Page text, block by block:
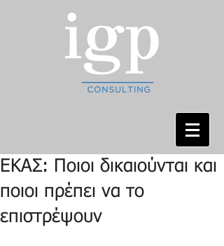
ΕΚΑΣ: Ποιοι δικαιούνται και
ποιοι πρέπει να το
επιστρέψουν